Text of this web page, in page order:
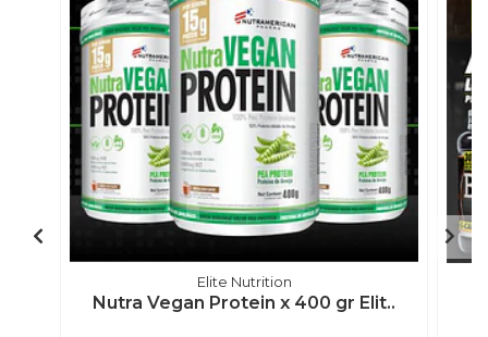
Elite Nutrition
Nutra Vegan Protein x 400 gr Elit..